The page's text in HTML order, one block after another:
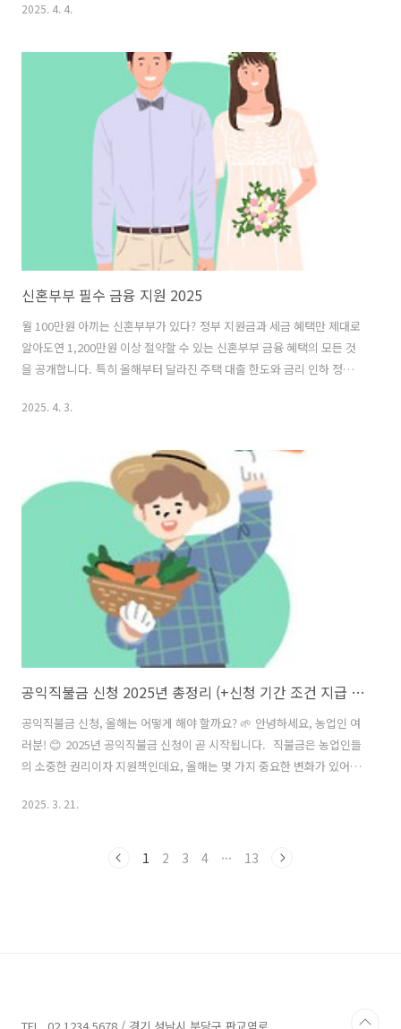
들 수 있습니다. 마치 스튜디오 지브리 영화 속 주인공이 된 듯한 특별한
GPT-4o 지브리 스타일 사진 변환, 왜 인기일까? 🤔누구나 쉽게: 복잡한
프로그램 설치 없이, 간단한 프롬프트 입력만으로 가능! 📢 놀라운 퀄리
티: AI가 사진 속 인물과 배경을 자연스럽게 분석하여 완성도 높은 결과
물을 제공! SNS 인기템으로 자리잡은 이..
2025. 4. 4.
신혼부부 필수 금융 지원 2025
월 100만원 아끼는 신혼부부가 있다? 정부 지원금과 세금 혜택만 제대로
알아도연 1,200만원 이상 절약할 수 있는 신혼부부 금융 혜택의 모든 것
을 공개합니다. 특히 올해부터 달라진 주택 대출 한도와 금리 인하 정책
지원 정책대출 지원 정책세금 혜택기타 생활 지원 정책신청 방법 및 자격
있거나 신혼생활을 시작한 부부들에게 국가와 금융기관에서는 다양한
금융 지원 혜택을 제공하고 있습니다. 2025년 기준 최신 정보로 신혼부
부가 꼭 알아야 할 금융 지원 정책을 한눈에 파악할 수 있도록 정리했습
니다. 신혼부부 지원 정책의 주요 혜택:저금리 주택 대출전월세 자금 지
2025. 4. 3.
공익직불금 신청 2025년 총정리 (+신청 기간 조건 지급 단가)
공익직불금 신청, 올해는 어떻게 해야 할까요? 🌱 안녕하세요, 농업인 여
러분! 😊 2025년 공익직불금 신청이 곧 시작됩니다. 직불금은 농업인들
의 소중한 권리이자 지원책인데요, 올해는 몇 가지 중요한 변화가 있어
"나도 받을 수 있을까?" 궁금하시다면, 아래 내용을 확인하고 바로 준비
몇 가지 중요한 변화가 있습니다. 특히, 지급 단가 인상과 신청 절차 간
2025. 3. 21.
1 2 3 4 ··· 13